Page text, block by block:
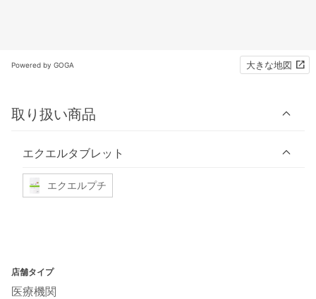
Powered by GOGA 大きな地図
取り扱い商品
エクエルタブレット
エクエルプチ
店舗タイプ
医療機関